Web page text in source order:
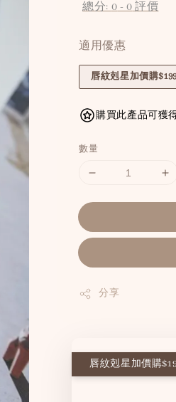
總分: 0 -0 評價
適用優惠
唇紋剋星加價購
購買此產品可獲
數量
分享
唇紋剋星加價購